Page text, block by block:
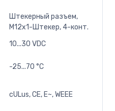
Штекерный разъем,
M12x1-Штекер, 4-конт.
10...30 VDC
-25...70 °C
cULus, CE, E~, WEEE